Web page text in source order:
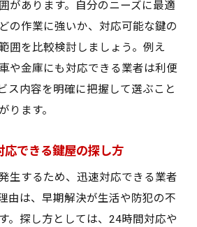
があります。自分のニーズに最適
の作業に強いか、対応可能な鍵の
囲を比較検討しましょう。例え
や金庫にも対応できる業者は利便
ス内容を明確に把握して選ぶこと
ります。
応できる鍵屋の探し方
生するため、迅速対応できる業者
由は、早期解決が生活や防犯の不
。探し方としては、24時間対応や